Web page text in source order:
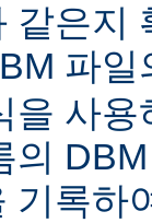
같은지
파
을 사
의
기록하